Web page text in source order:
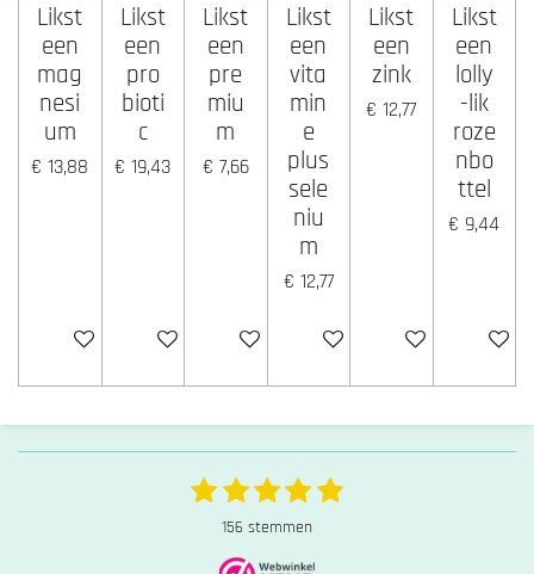
Likst
een
mag
nesi
um
€ 13,88
Houd mij op de hoogte
Likst
een
pro
bioti
c
€ 19,43
In winkelwagen
Likst
een
pre
miu
m
€ 7,66
In winkelwagen
Likst
een
vita
min
e
plus
sele
niu
m
€ 12,77
Houd mij op de hoogte
Likst
een
zink
€ 12,77
Houd mij op de
Likst
een
lolly
-lik
roze
nbo
ttel
€ 9,44
Houd
1
2
s
3
s
4
s
5
S
156 stemmen